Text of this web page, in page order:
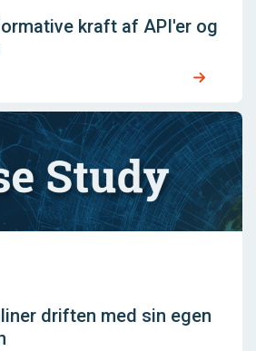
kraft af API'er og
driften med sin egen